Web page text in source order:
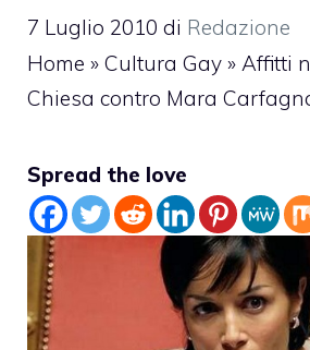
7 Luglio 2010 di Redazione
Home » Cultura Gay » Affitti
Chiesa contro Mara
Spread the love